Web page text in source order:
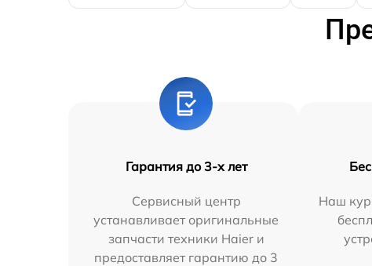
Гарантия до 3-х лет
Сервисный центр
устанавливает оригинальные
запчасти техники Haier и
предоставляет гарантию до 3
Наш